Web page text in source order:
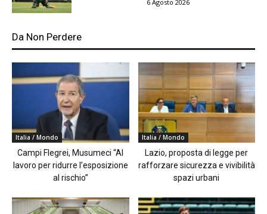
6 Agosto 2026
Da Non Perdere
Italia / Mondo
Campi Flegrei, Musumeci “Al
lavoro per ridurre l’esposizione
al rischio”
Italia / Mondo
Lazio, proposta di legge per
rafforzare sicurezza e vivibilità
spazi urbani